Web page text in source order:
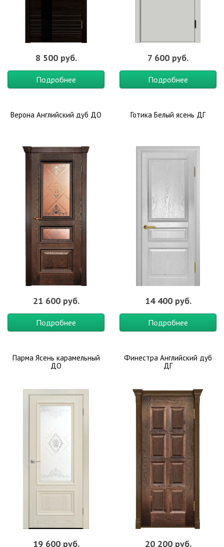
8 500 руб.
Подробнее
7 600 руб.
Подробнее
Верона Английский дуб ДО
21 600 руб.
Подробнее
Готика Белый ясень ДГ
14 400 руб.
Подробнее
Парма Ясень карамельный
ДО
19 600 руб.
Финестра Английский дуб
ДГ
20 200 руб.